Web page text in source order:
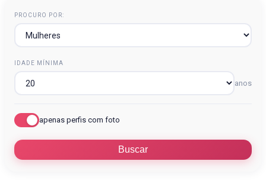
PROCURO POR:
IDADE MÍNIMA
anos
apenas perfis com foto